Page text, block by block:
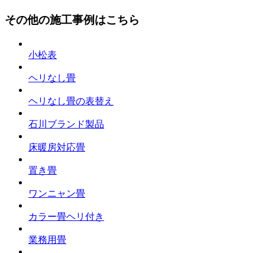
その他の施工事例はこちら
小松表
ヘリなし畳
ヘリなし畳の表替え
石川ブランド製品
床暖房対応畳
置き畳
ワンニャン畳
カラー畳ヘリ付き
業務用畳